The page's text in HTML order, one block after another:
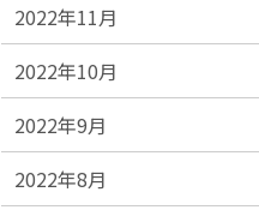
2022年11月
2022年10月
2022年9月
2022年8月